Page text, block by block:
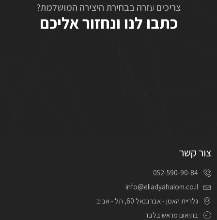
צריכים עזרה בבחירת היצירה המושלמת?
כתבו לנו ונחזור אליכם
צור קשר
052-590-90-84
info@eliadyahalom.co.il
גלריית האמן - אברבנאל 60, תל - אביב
בתיאום מראש בלבד